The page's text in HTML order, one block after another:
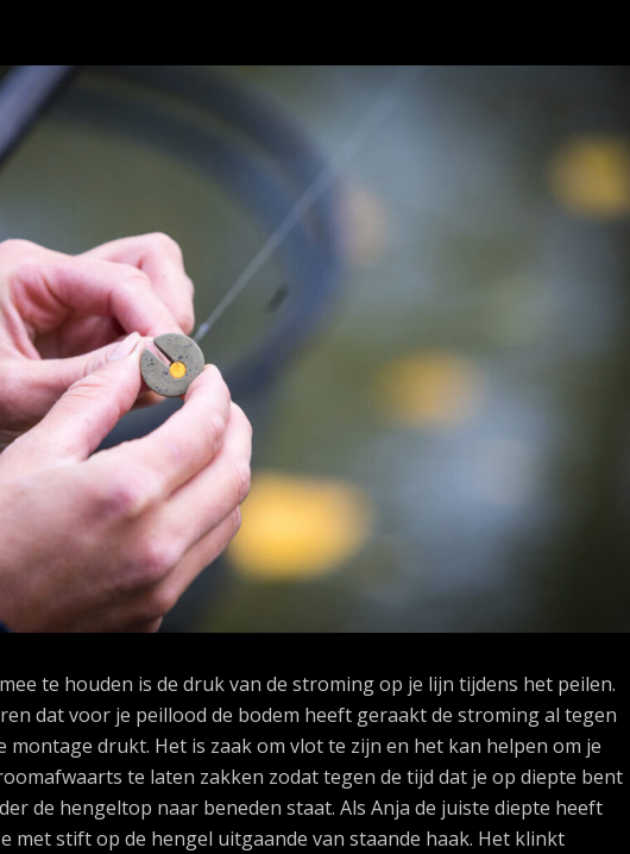
te houden is de druk van de stroming op je lijn tijdens het peilen.
dat voor je peillood de bodem heeft geraakt de stroming al tegen
montage drukt. Het is zaak om vlot te zijn en het kan helpen om je
te laten zakken zodat tegen de tijd dat je op diepte bent
de hengeltop naar beneden staat. Als Anja de juiste diepte heeft
met stift op de hengel uitgaande van staande haak. Het klinkt